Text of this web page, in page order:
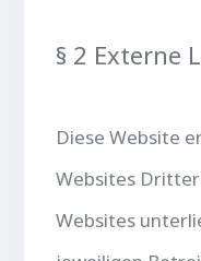
§ 2 Externe
Diese Website
Websites Dritter
Websites